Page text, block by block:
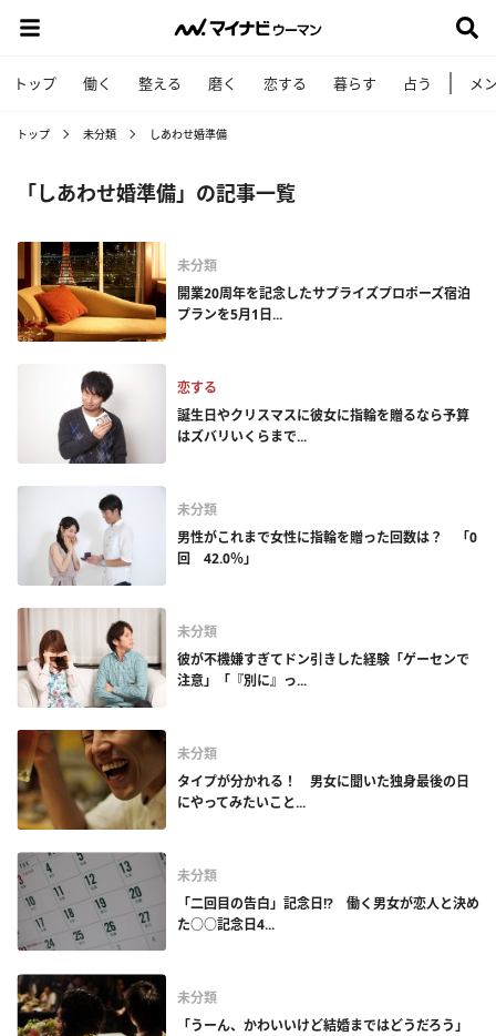
トップ 働く 整える 磨く 恋する 暮らす 占う メ
トップ 未分類 しあわせ婚準備
「しあわせ婚準備」の記事一覧
未分類
開業20周年を記念したサプライズプロポーズ宿泊
プランを5月1日...
恋する
誕生日やクリスマスに彼女に指輪を贈るなら予算
はズバリいくらまで...
未分類
男性がこれまで女性に指輪を贈った回数は？ 「0
回 42.0％」
未分類
彼が不機嫌すぎてドン引きした経験「ゲーセンで
注意」「『別に』っ...
未分類
タイプが分かれる！ 男女に聞いた独身最後の日
にやってみたいこと...
未分類
「二回目の告白」記念日!? 働く男女が恋人と決め
た○○記念日4...
未分類
「うーん、かわいいけど結婚まではどうだろう」